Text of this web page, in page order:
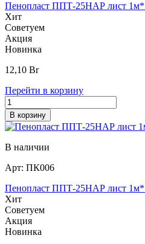
Пенопласт ППТ-25НАР лист
Хит
Советуем
Акция
Новинка
12,10 Br
Перейти в корзину
В корзину
В наличии
Арт: ПК006
Пенопласт ППТ-25НАР лист
Хит
Советуем
Акция
Новинка